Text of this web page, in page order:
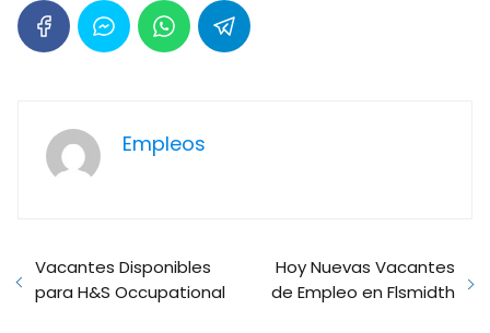
Empleos
Vacantes Disponibles
para H&S Occupational
Hoy Nuevas Vacantes
de Empleo en Flsmidth